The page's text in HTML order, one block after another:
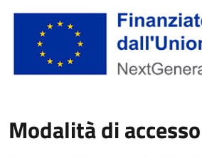
Modalità di accesso